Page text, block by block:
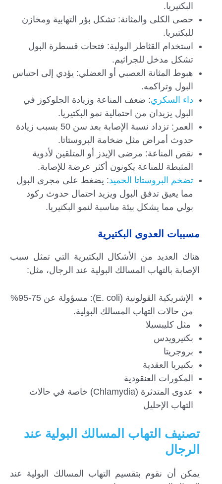
البكتيريا.
حصى الكلى والمثانة: تشكل بؤر التهابية ومخازن
للبكتيريا.
استخدام القثاطر البولية: فتحات قسطرة البول
تشكل مدخل للجراثيم.
هبوط المثانة العصبي أو العضلي: يؤدي إلى احتباس
البول وتراكمه.
داء السكري: ضعف المناعة وزيادة الجلوكوز في
البول يزيدان من احتمالية نمو البكتيريا.
العمر: تزداد نسبة الإصابة بعد سن 50 بسبب زيادة
حدوث أمراض مثل ضخامة البروستاتا.
نقص المناعة: مرضى الإيدز أو المتلقين لأدوية
المثبطة للمناعة يكونون أكثر عرضة للإصابة.
تضخم البروستاتا الحميد: يضغط على مجرى البول
مما يعيق تدفق البول ويزيد احتمال حدوث ركود
بولي مما يشكل بيئة مناسبة لنمو البكتيريا.
مسببات العدوى البكتيرية
هناك العديد من الأشكال البكتيرية التي تمثل سبب
الإصابة بالتهاب المسالك البولية عند الرجال، مثل:
الإشريكية القولونية (E. coli): مسؤولة عن 75-95%
من حالات التهاب المسالك البولية.
مثل كليبسيلا
بكتيرويدس
بروجريتا
بكتيريا العقدية
المكورات العنقودية
عدوى المتدثرة (Chlamydia) خاصة في حالات
التهاب الإحليل
تصنيف التهاب المسالك البولية عند
الرجال
يمكن أن نقوم بتقسيم التهاب المسالك البولية عند